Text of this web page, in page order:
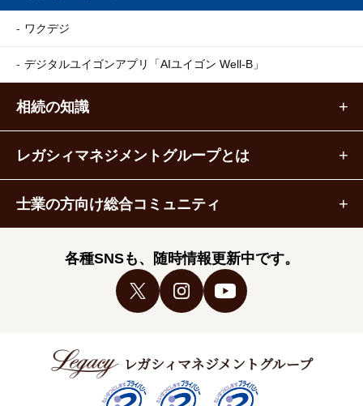
ワクデジ
デジタルユイゴンアプリ 「AIユイゴン Well-B」
相続の知識
レガシィマネジメントグループとは
士業の方向け総合コミュニティ
各種SNSも、随時情報更新中です。
レガシィマネジメントグループ